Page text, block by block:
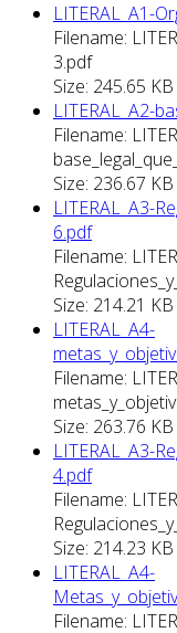
LITERAL_A1-
Filename:
3.pdf
Size: 245.65 KB
LITERAL_A2-
Filename:
Size: 236.67 KB
LITERAL_A3-
6.pdf
Filename:
Size: 214.21 KB
LITERAL_A4-
Filename:
Size: 263.76 KB
LITERAL_A3-
4.pdf
Filename:
Size: 214.23 KB
LITERAL_A4-
Filename: